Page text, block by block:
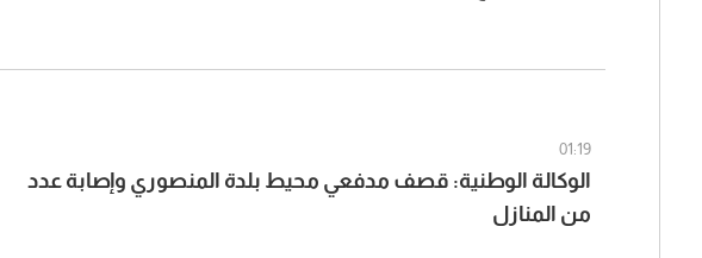
01:19
الوكالة الوطنية: قصف مدفعي محيط بلدة المنصوري وإصابة عدد
من المنازل